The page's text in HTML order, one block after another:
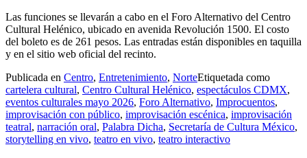
Las funciones se llevarán a cabo en el Foro Alternativo del Centro
Cultural Helénico, ubicado en avenida Revolución 1500. El costo
del boleto es de 261 pesos. Las entradas están disponibles en taquilla
y en el sitio web oficial del recinto.
Publicada en Centro, Entretenimiento, NorteEtiquetada como
cartelera cultural, Centro Cultural Helénico, espectáculos CDMX,
eventos culturales mayo 2026, Foro Alternativo, Improcuentos,
improvisación con público, improvisación escénica, improvisación
teatral, narración oral, Palabra Dicha, Secretaría de Cultura México,
storytelling en vivo, teatro en vivo, teatro interactivo